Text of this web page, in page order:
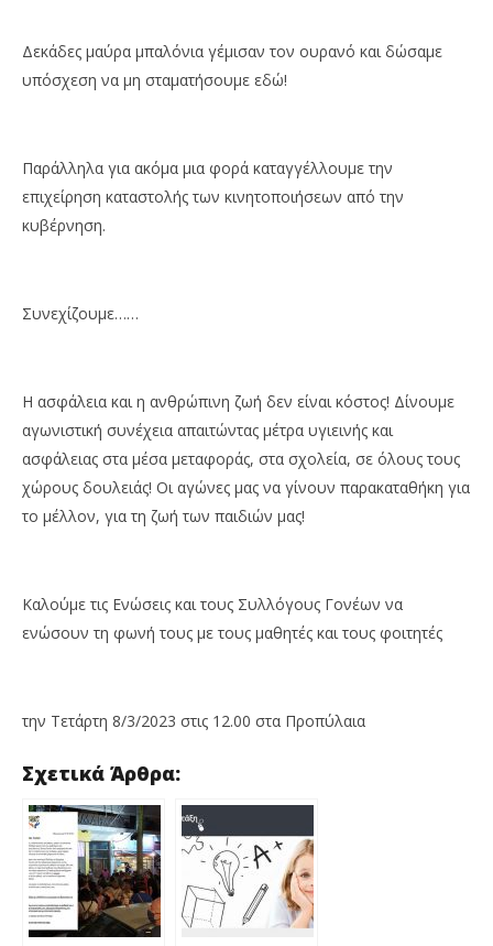
Δεκάδες μαύρα μπαλόνια γέμισαν τον ουρανό και δώσαμε
υπόσχεση να μη σταματήσουμε εδώ!
Παράλληλα για ακόμα μια φορά καταγγέλλουμε την
επιχείρηση καταστολής των κινητοποιήσεων από την
κυβέρνηση.
Συνεχίζουμε……
Η ασφάλεια και η ανθρώπινη ζωή δεν είναι κόστος! Δίνουμε
αγωνιστική συνέχεια απαιτώντας μέτρα υγιεινής και
ασφάλειας στα μέσα μεταφοράς, στα σχολεία, σε όλους τους
χώρους δουλειάς! Οι αγώνες μας να γίνουν παρακαταθήκη για
το μέλλον, για τη ζωή των παιδιών μας!
Καλούμε τις Ενώσεις και τους Συλλόγους Γονέων να
ενώσουν τη φωνή τους με τους μαθητές και τους φοιτητές
την Τετάρτη 8/3/2023 στις 12.00 στα Προπύλαια
Σχετικά Άρθρα: